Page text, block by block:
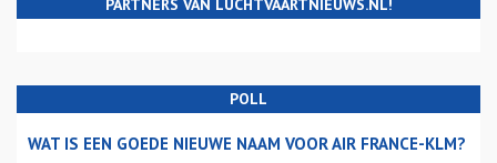
PARTNERS VAN LUCHTVAARTNIEUWS.NL!
POLL
WAT IS EEN GOEDE NIEUWE NAAM VOOR AIR FRANCE-KLM?